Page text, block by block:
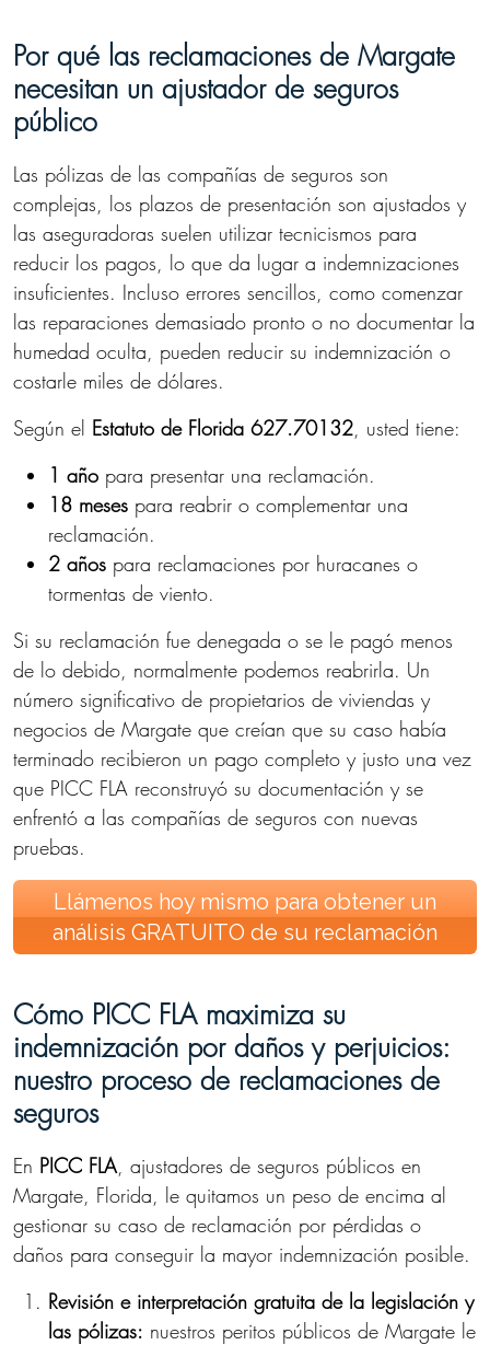
Por qué las reclamaciones de Margate
necesitan un ajustador de seguros
público
Las pólizas de las compañías de seguros son
complejas, los plazos de presentación son ajustados y
las aseguradoras suelen utilizar tecnicismos para
reducir los pagos, lo que da lugar a indemnizaciones
insuficientes. Incluso errores sencillos, como comenzar
las reparaciones demasiado pronto o no documentar la
humedad oculta, pueden reducir su indemnización o
costarle miles de dólares.
Según el Estatuto de Florida 627.70132, usted tiene:
1 año para presentar una reclamación.
18 meses para reabrir o complementar una
reclamación.
2 años para reclamaciones por huracanes o
tormentas de viento.
Si su reclamación fue denegada o se le pagó menos
de lo debido, normalmente podemos reabrirla. Un
número significativo de propietarios de viviendas y
negocios de Margate que creían que su caso había
terminado recibieron un pago completo y justo una vez
que PICC FLA reconstruyó su documentación y se
enfrentó a las compañías de seguros con nuevas
pruebas.
Llámenos hoy mismo para obtener un
análisis GRATUITO de su reclamación
Cómo PICC FLA maximiza su
indemnización por daños y perjuicios:
nuestro proceso de reclamaciones de
seguros
En PICC FLA, ajustadores de seguros públicos en
Margate, Florida, le quitamos un peso de encima al
gestionar su caso de reclamación por pérdidas o
daños para conseguir la mayor indemnización posible.
Revisión e interpretación gratuita de la legislación y
las pólizas: nuestros peritos públicos de Margate le